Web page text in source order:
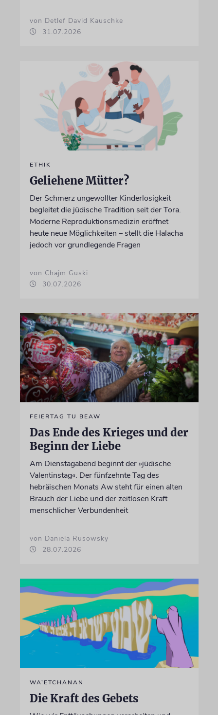
von Detlef David Kauschke
31.07.2026
ETHIK
Geliehene Mütter?
Der Schmerz ungewollter Kinderlosigkeit
begleitet die jüdische Tradition seit der Tora.
Moderne Reproduktionsmedizin eröffnet
heute neue Möglichkeiten – stellt die Halacha
jedoch vor grundlegende Fragen
von Chajm Guski
30.07.2026
FEIERTAG TU BEAW
Das Ende des Krieges und der
Beginn der Liebe
Am Dienstagabend beginnt der »jüdische
Valentinstag«. Der fünfzehnte Tag des
hebräischen Monats Aw steht für einen alten
Brauch der Liebe und der zeitlosen Kraft
menschlicher Verbundenheit
von Daniela Rusowsky
28.07.2026
WA’ETCHANAN
Die Kraft des Gebets